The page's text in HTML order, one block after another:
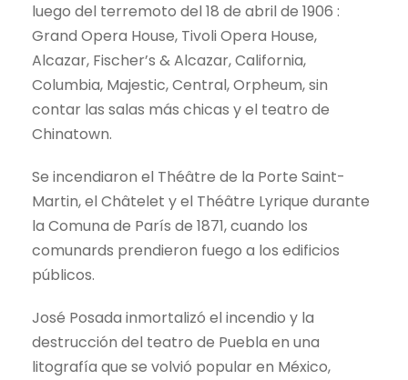
luego del terremoto del 18 de abril de 1906 :
Grand Opera House, Tivoli Opera House,
Alcazar, Fischer’s & Alcazar, California,
Columbia, Majestic, Central, Orpheum, sin
contar las salas más chicas y el teatro de
Chinatown.
Se incendiaron el Théâtre de la Porte Saint-
Martin, el Châtelet y el Théâtre Lyrique durante
la Comuna de París de 1871, cuando los
comunards prendieron fuego a los edificios
públicos.
José Posada inmortalizó el incendio y la
destrucción del teatro de Puebla en una
litografía que se volvió popular en México,